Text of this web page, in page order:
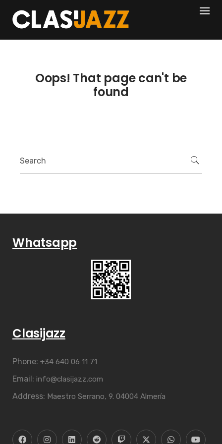
content
404
Oops! That page can't be
found
Whatsapp
Clasijazz
Phone: +34 640 06 11 71
Email: info@clasijazz.com
Address: Maestro Serrano, 9. 04004 Almería